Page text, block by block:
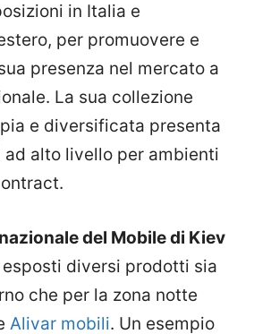
in Italia e
per promuovere e
presenza nel mercato a
La sua collezione
e diversificata presenta
ad alto livello per ambienti
del Mobile di Kiev
diversi prodotti sia
che per la zona notte
Alivar mobili. Un esempio